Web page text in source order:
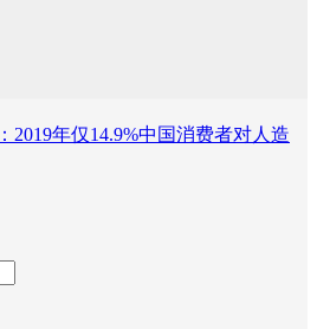
2019年仅14.9%中国消费者对人造